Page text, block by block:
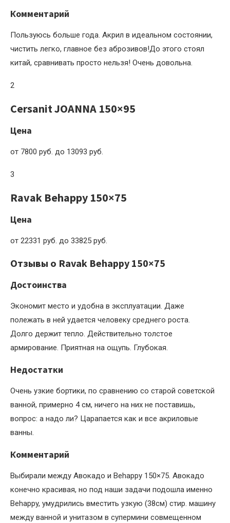
Комментарий
Пользуюсь больше года. Акрил в идеальном состоянии,
чистить легко, главное без аброзивов!До этого стоял
китай, сравнивать просто нельзя! Очень довольна.
2
Cersanit JOANNA 150×95
Цена
от 7800 руб. до 13093 руб.
3
Ravak Behappy 150×75
Цена
от 22331 руб. до 33825 руб.
Отзывы о Ravak Behappy 150×75
Достоинства
Экономит место и удобна в эксплуатации. Даже
полежать в ней удается человеку среднего роста.
Долго держит тепло. Действительно толстое
армирование. Приятная на ощупь. Глубокая.
Недостатки
Очень узкие бортики, по сравнению со старой советской
ванной, примерно 4 см, ничего на них не поставишь,
вопрос: а надо ли? Царапается как и все акриловые
ванны.
Комментарий
Выбирали между Авокадо и Behappy 150×75. Авокадо
конечно красивая, но под наши задачи подошла именно
Behappy, умудрились вместить узкую (38см) стир. машину
между ванной и унитазом в супермини совмещенном